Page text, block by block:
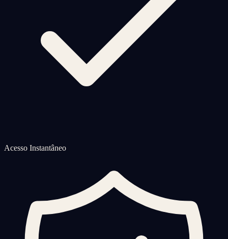
Acesso Instantâneo